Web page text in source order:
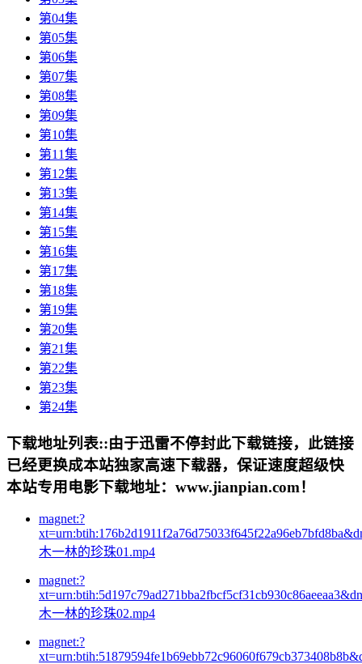
第04集
第05集
第06集
第07集
第08集
第09集
第10集
第11集
第12集
第13集
第14集
第15集
第16集
第17集
第18集
第19集
第20集
第21集
第22集
第23集
第24集
下载地址列表::由于迅雷不停封此下载链接，此链接
已经更换成本站独家高速下载器，保证速度超级快
本站专用电影下载地址：www.jianpian.com！
magnet:?
木一林的珍珠01.mp4
magnet:?
木一林的珍珠02.mp4
magnet:?